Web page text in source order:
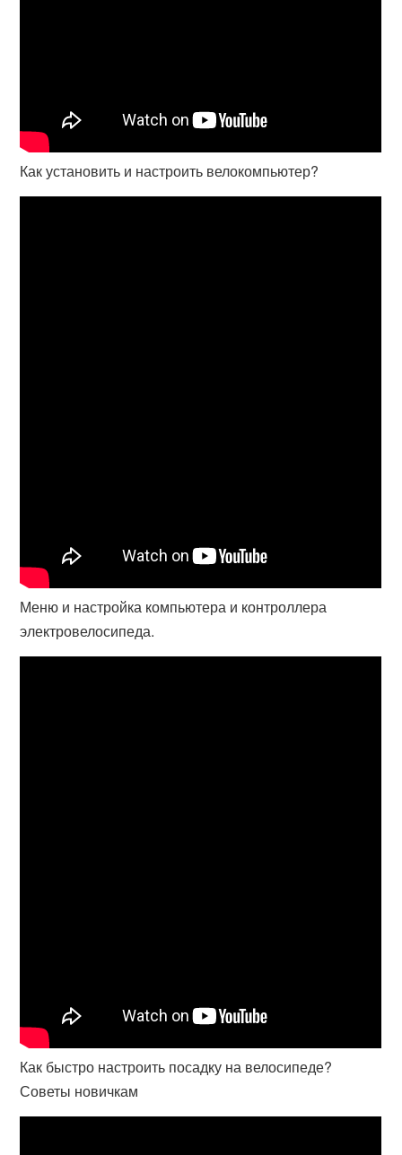
Как установить и настроить велокомпьютер?
Меню и настройка компьютера и контроллера
электровелосипеда.
Как быстро настроить посадку на велосипеде?
Советы новичкам